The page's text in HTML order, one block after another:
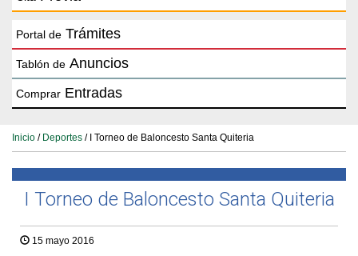
Portal de Trámites
Tablón de Anuncios
Comprar Entradas
Inicio / Deportes / I Torneo de Baloncesto Santa Quiteria
I Torneo de Baloncesto Santa Quiteria
15 mayo 2016